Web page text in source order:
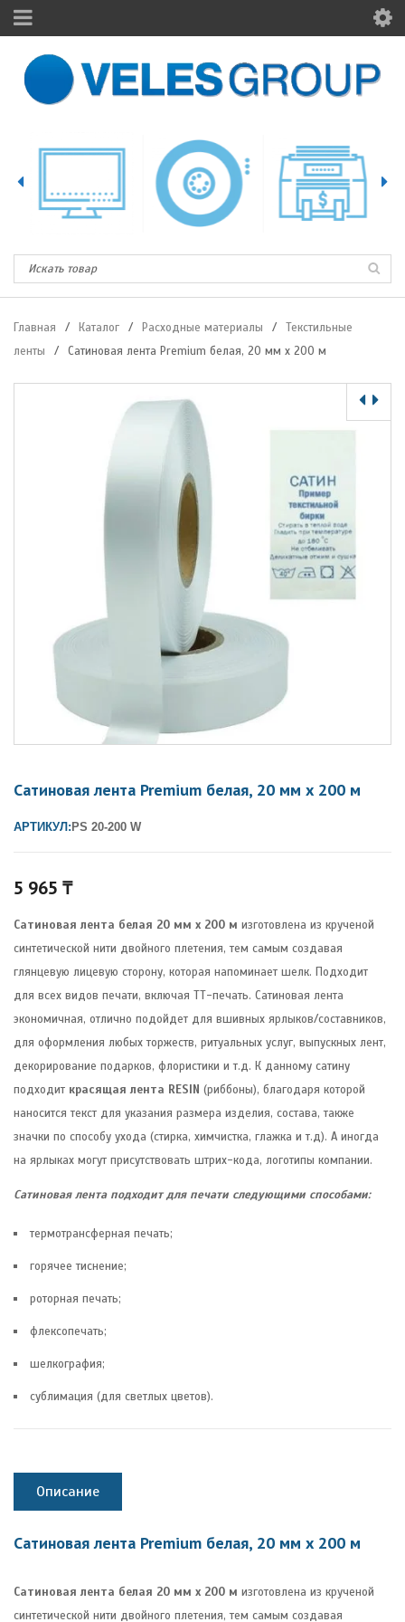
Главная / Каталог / Расходные материалы /
Текстильные
ленты
/ Сатиновая лента Premium белая, 20 мм х 200 м
Сатиновая лента Premium белая, 20 мм х 200 м
АРТИКУЛ: PS 20-200 W
5 965 ₸
Сатиновая лента белая 20 мм х 200 м изготовлена из крученой
синтетической нити двойного плетения, тем самым создавая
глянцевую лицевую сторону, которая напоминает шелк. Подходит
для всех видов печати, включая ТТ-печать. Сатиновая лента
экономичная, отлично подойдет для вшивных ярлыков/составников,
для оформления любых торжеств, ритуальных услуг, выпускных лент,
декорирование подарков, флористики и т.д. К данному сатину
подходит красящая лента RESIN (риббоны), благодаря которой
наносится текст для указания размера изделия, состава, также
значки по способу ухода (стирка, химчистка, глажка и т.д). А иногда
на ярлыках могут присутствовать штрих-кода, логотипы компании.
Сатиновая лента подходит для печати следующими способами:
термотрансферная печать;
горячее тиснение;
роторная печать;
флексопечать;
шелкография;
сублимация (для светлых цветов).
Описание
Сатиновая лента Premium белая, 20 мм х 200 м
Сатиновая лента белая 20 мм х 200 м изготовлена из крученой
синтетической нити двойного плетения, тем самым создавая